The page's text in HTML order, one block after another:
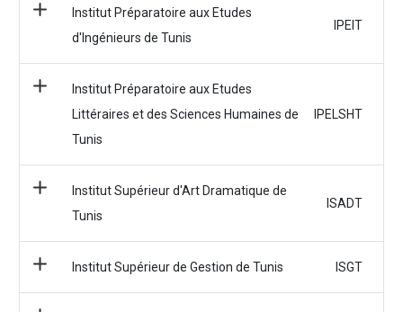
Institut Préparatoire aux Etudes
d'Ingénieurs de Tunis
IPEIT
Institut Préparatoire aux Etudes
Littéraires et des Sciences Humaines de
Tunis
IPELSHT
Institut Supérieur d'Art Dramatique de
Tunis
ISADT
Institut Supérieur de Gestion de Tunis ISGT